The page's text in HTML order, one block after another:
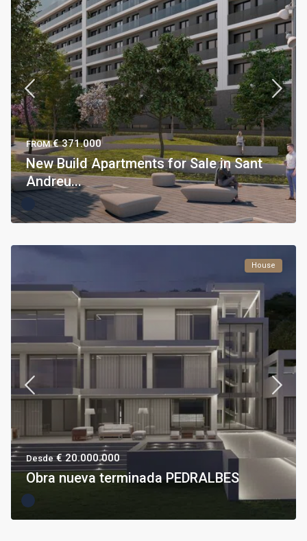
FROM€ 371.000
New Build Apartments for Sale in Sant
Andreu...
House
Desde€ 20.000.000
Obra nueva terminada PEDRALBES